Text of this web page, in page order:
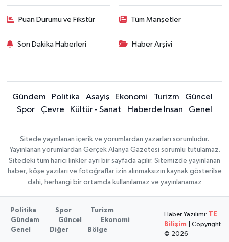
Puan Durumu ve Fikstür Tüm Manşetler
Son Dakika Haberleri Haber Arşivi
Gündem Politika Asayiş Ekonomi Turizm
Güncel
Spor
Çevre Kültür - Sanat Haberde İnsan Genel
Sitede yayınlanan içerik ve yorumlardan yazarları sorumludur.
Yayınlanan yorumlardan Gerçek Alanya Gazetesi sorumlu tutulamaz.
Sitedeki tüm harici linkler ayrı bir sayfada açılır. Sitemizde yayınlanan
haber, köşe yazıları ve fotoğraflar izin alınmaksızın kaynak gösterilse
dahi, herhangi bir ortamda kullanılamaz ve yayınlanamaz
Politika Spor
Turizm
Gündem
Güncel
Ekonomi
Genel
Diğer Bölge
Haber Yazılımı:
TE
Bilişim | Copyright
© 2026